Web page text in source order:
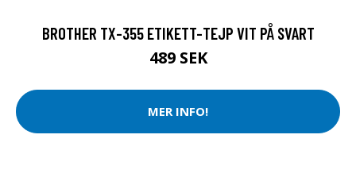
BROTHER TX-355 ETIKETT-TEJP VIT PÅ SVART
489 SEK
MER INFO!